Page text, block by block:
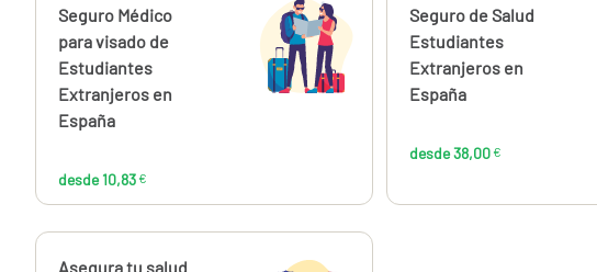
Calcúlalo ahora
Seguro Médico
para visado de
Estudiantes
Extranjeros en
España
desde 10,83 €
10,83€
Calcúlalo ahora
Seguro de Salud
Estudiantes
Extranjeros en
España
desde 38,00 €
Calcúlalo ahora
Asegura tu salud